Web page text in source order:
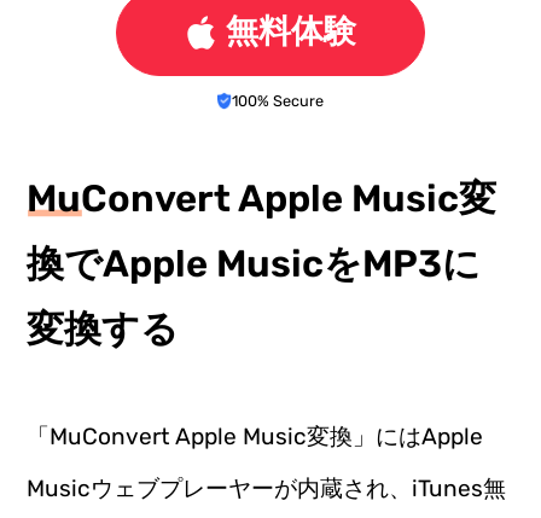
無料体験
100% Secure
MuConvert Apple Music変
換でApple MusicをMP3に
変換する
「MuConvert Apple Music変換」にはApple
Musicウェブプレーヤーが内蔵され、iTunes無